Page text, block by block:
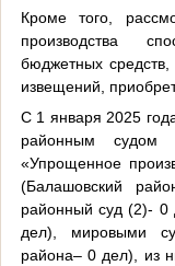
Кроме того,
производства
бюджетных
извещений,
С 1 января 2025
районным
«Упрощенное
(Балашовский
районный суд (2)-
дел), мировыми
района– 0 дел), из